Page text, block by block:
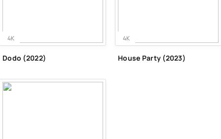
4K
Dodo (2022)
4K
House Party (2023)